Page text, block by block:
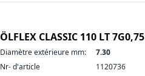
ÖLFLEX CLASSIC 110 LT 7G0,75
Diamètre extérieure mm:
7.30
Nr- d'article
1120736